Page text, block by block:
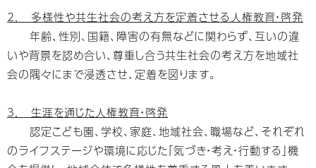
2． 多様性や共生社会の考え方を定着させる人権教育・啓発
年齢、性別、国籍、障害の有無などに関わらず、互いの違
いや背景を認め合い、尊重し合う共生社会の考え方を地域社
会の隅々にまで浸透させ、定着を図ります。
3． 生涯を通じた人権教育・啓発
認定こども園、学校、家庭、地域社会、職場など、それぞれ
のライフステージや環境に応じた「気づき・考え・行動する」機